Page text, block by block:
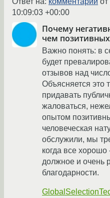
10:09:03 +00:00
Почему
чем позитивных
Важно понять: в
будет
отзывов над
Объясняется это
придавать
жаловаться,
опытом
человеческая
обслужили, мы
когда все
должное и очень
благодарности.